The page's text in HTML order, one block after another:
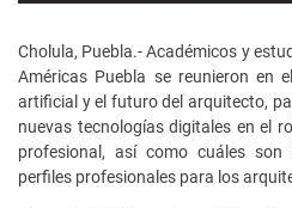
Cholula, Puebla.- Académicos y
Américas Puebla se reunieron en
artificial y el futuro del arquitecto,
nuevas tecnologías digitales en el
profesional, así como cuáles
perfiles profesionales para los